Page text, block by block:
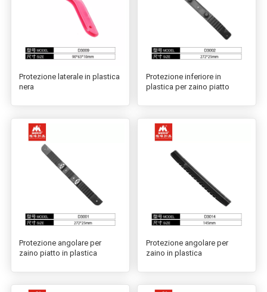
Protezione laterale in plastica
nera
Protezione inferiore in
plastica per zaino piatto
Protezione angolare per
zaino piatto in plastica
Protezione angolare per
zaino in plastica